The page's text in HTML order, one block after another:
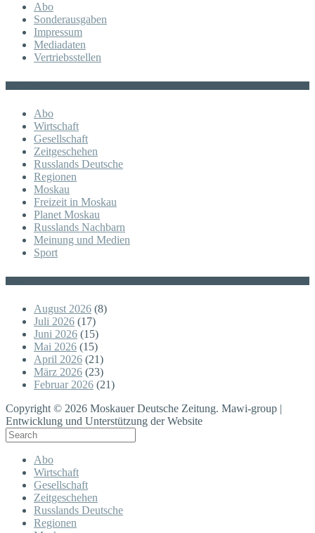
Abo
Sonderausgaben
Impressum
Mediadaten
Vertriebsstellen
Abo
Wirtschaft
Gesellschaft
Zeitgeschehen
Russlands Deutsche
Regionen
Moskau
Freizeit in Moskau
Planet Moskau
Russlands Nachbarn
Meinung und Medien
Sport
August 2026 (8)
Juli 2026 (17)
Juni 2026 (15)
Mai 2026 (15)
April 2026 (21)
März 2026 (23)
Februar 2026 (21)
Copyright © 2026 Moskauer Deutsche Zeitung. Mawi-group |
Entwicklung und Unterstützung der Website
Abo
Wirtschaft
Gesellschaft
Zeitgeschehen
Russlands Deutsche
Regionen